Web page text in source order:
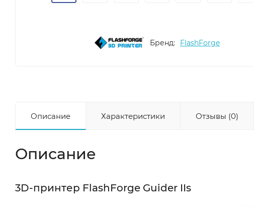
Бренд: FlashForge
Описание Характеристики Отзывы (0)
Описание
3D-принтер FlashForge Guider IIs